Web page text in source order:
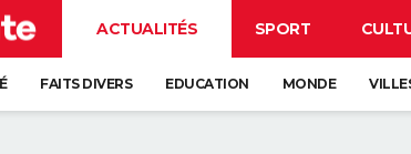
ACTUALITÉS SPORT
FAITS DIVERS EDUCATION MONDE